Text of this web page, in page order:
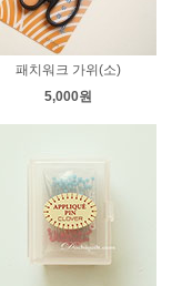
패치워크 가위(소)
5,000원